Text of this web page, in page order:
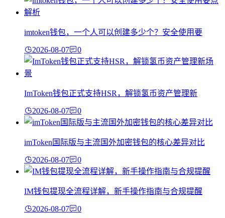
imtoken钱包，一个人可以创建多少个？安全使用要
2026-08-07 0
ImToken钱包正式支持HSR，解锁氢币资产管理新
2026-08-07 0
imToken国际版与主流国外加密钱包的核心差异对比
2026-08-07 0
IM钱包提现全流程详解，新手操作指南与合规提醒
2026-08-07 0